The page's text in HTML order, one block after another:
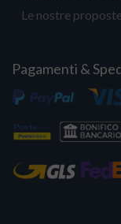
Le nostre
Pagamenti &